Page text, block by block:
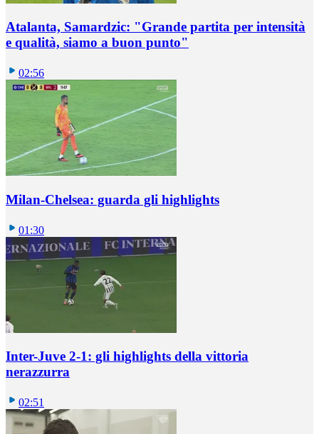
Atalanta, Samardzic: "Grande partita per intensità
e qualità, siamo a buon punto"
02:56
Milan-Chelsea: guarda gli highlights
01:30
Inter-Juve 2-1: gli highlights della vittoria
nerazzurra
02:51